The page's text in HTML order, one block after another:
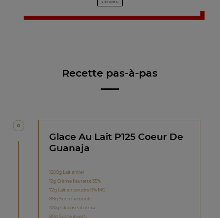
2 ÉTAPES
Recette pas-à-pas
Glace Au Lait P125 Coeur De
Guanaja
1280g Lait entier
12g Crème fleurette 35%
72g Lait en poudre 0% MG
88g Sucre semoule
100g Glucose atomisé
80g Sucre inverti